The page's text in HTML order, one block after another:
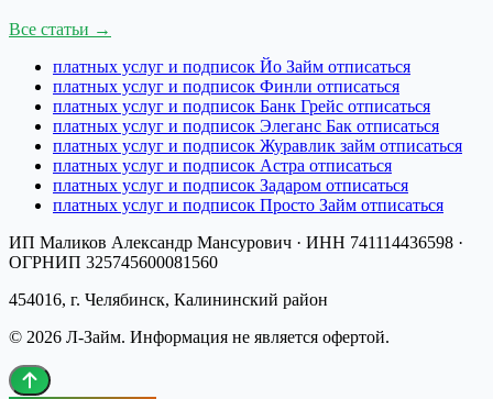
Все статьи →
платных услуг и подписок Йо Займ отписаться
платных услуг и подписок Финли отписаться
платных услуг и подписок Банк Грейс отписаться
платных услуг и подписок Элеганс Бак отписаться
платных услуг и подписок Журавлик займ отписаться
платных услуг и подписок Астра отписаться
платных услуг и подписок Задаром отписаться
платных услуг и подписок Просто Займ отписаться
ИП Маликов Александр Мансурович · ИНН 741114436598 ·
ОГРНИП 325745600081560
454016, г. Челябинск, Калининский район
© 2026 Л-Займ. Информация не является офертой.